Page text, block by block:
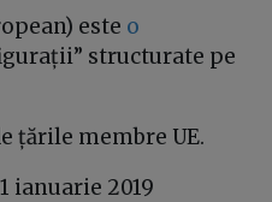
este o
structurate pe
țările membre UE.
ianuarie 2019